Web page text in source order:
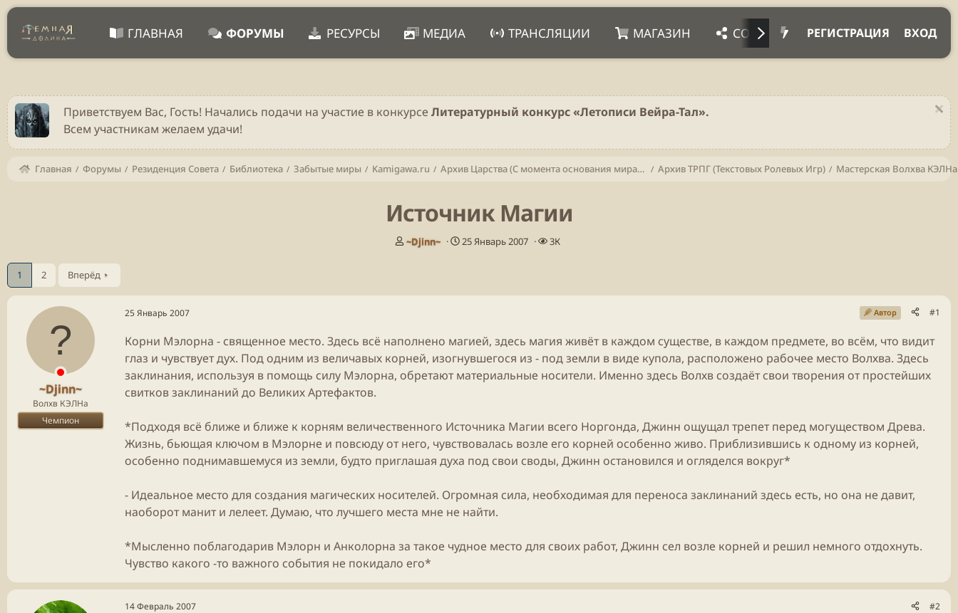
ГЛАВНАЯ ФОРУМЫ РЕСУРСЫ МЕДИА ТРАНСЛЯЦИИ МАГАЗИН СОЦ. СЕТИ ПРОЧЕЕ ВХОД
РЕГИСТРАЦИЯ
Приветствуем Вас, Гость! Начались подачи на участие в конкурсе Литературный конкурс «Летописи Вейра-Тал».
Всем участникам желаем удачи!
Главная Форумы Резиденция Совета Библиотека Забытые миры Kamigawa.ru Архив Царства (С момента основания мира и по сей день) Архив ТРПГ (Текстовых Ролевых Игр) Мастерская Волхва КЭЛНа
Источник Магии
А
р
ы
~Djinn~
Д
н
л
а
25 Январь 2007
П
м
ы
3К
1 2 Вперёд
~Djinn~
Волхв КЭЛНа
Чемпион
25 Январь 2007 Автор #1
Корни Мэлорна - священное место. Здесь всё наполнено магией, здесь магия живёт в каждом существе, в каждом предмете, во всём, что видит
глаз и чувствует дух. Под одним из величавых корней, изогнувшегося из - под земли в виде купола, расположено рабочее место Волхва. Здесь
заклинания, используя в помощь силу Мэлорна, обретают материальные носители. Именно здесь Волхв создаёт свои творения от простейших
свитков заклинаний до Великих Артефактов.
*Подходя всё ближе и ближе к корням величественного Источника Магии всего Норгонда, Джинн ощущал трепет перед могуществом Древа.
Жизнь, бьющая ключом в Мэлорне и повсюду от него, чувствовалась возле его корней особенно живо. Приблизившись к одному из корней,
особенно поднимавшемуся из земли, будто приглашая духа под свои своды, Джинн остановился и огляделся вокруг*
- Идеальное место для создания магических носителей. Огромная сила, необходимая для переноса заклинаний здесь есть, но она не давит,
наоборот манит и лелеет. Думаю, что лучшего места мне не найти.
*Мысленно поблагодарив Мэлорн и Анколорна за такое чудное место для своих работ, Джинн сел возле корней и решил немного отдохнуть.
Чувство какого -то важного события не покидало его*
14 Февраль 2007 #2